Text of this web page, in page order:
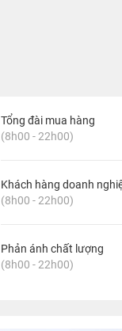
Tổng đài mua hàng
(8h00 - 22h00)
Khách hàng doanh
(8h00 - 22h00)
Phản ánh chất lượng
(8h00 - 22h00)